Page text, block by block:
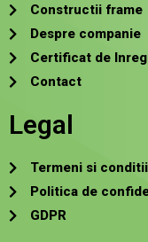
Constructii frame
Despre companie
Certificat de
Contact
Legal
Termeni si conditii
Politica de
GDPR